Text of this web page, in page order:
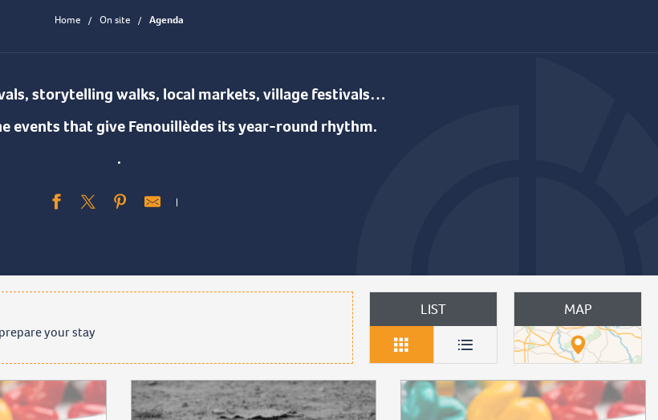
Home On site Agenda
storytelling walks, local markets, village festivals…
events that give Fenouillèdes its year-round rhythm.
.
your stay
LIST MAP